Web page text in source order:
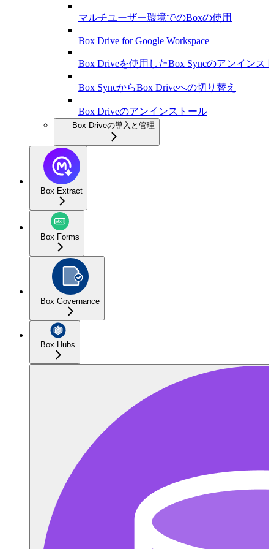
マルチユーザー環境でのBoxの使用
Box Drive for Google Workspace
Box Driveを使用したBox Syncのアンインス
Box SyncからBox Driveへの切り替え
Box Driveのアンインストール
Box Driveの導入と管理
Box Extract
Box Forms
Box Governance
Box Hubs